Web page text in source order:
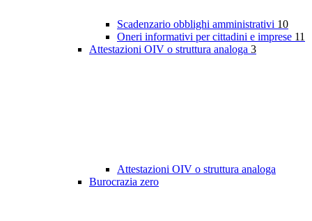
Scadenzario obblighi amministrativi 10
Oneri informativi per cittadini e imprese 11
Attestazioni OIV o struttura analoga 3
Attestazioni OIV o struttura analoga
Burocrazia zero